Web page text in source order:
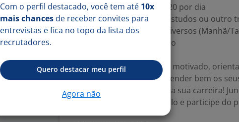
- Carga horária diária: 6h20 por dia
Ideal para conciliar com estudos ou outro
- Horários de Trabalho: Diversos (Manhã/
- Local de trabalho: Osasco
Se você é um profissional motivado,
comprometimento em atender bem os
oportunidade de seguir na sua carreira!
Brasil. Envie o seu currículo e participe do
Com o perfil destacado, você tem até 10x
mais chances de receber convites para
entrevistas e fica no topo da lista dos
recrutadores.
Quero destacar meu perfil
Agora não